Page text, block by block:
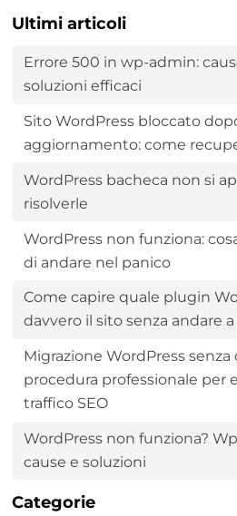
Ultimi articoli
Errore 500 in wp-admin:
soluzioni efficaci
Sito WordPress bloccato
aggiornamento: come
WordPress bacheca non si
risolverle
WordPress non funziona:
di andare nel panico
Come capire quale plugin
davvero il sito senza andare
Migrazione WordPress
procedura professionale per
traffico SEO
WordPress non funziona?
cause e soluzioni
Categorie